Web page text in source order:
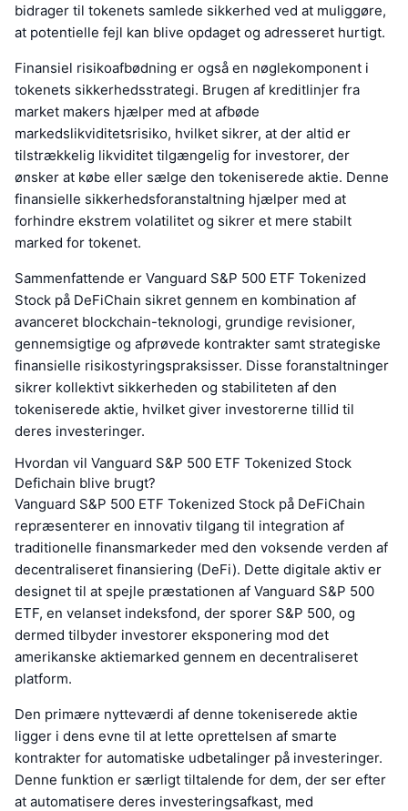
bidrager til tokenets samlede sikkerhed ved at muliggøre,
at potentielle fejl kan blive opdaget og adresseret hurtigt.
Finansiel risikoafbødning er også en nøglekomponent i
tokenets sikkerhedsstrategi. Brugen af kreditlinjer fra
market makers hjælper med at afbøde
markedslikviditetsrisiko, hvilket sikrer, at der altid er
tilstrækkelig likviditet tilgængelig for investorer, der
ønsker at købe eller sælge den tokeniserede aktie. Denne
finansielle sikkerhedsforanstaltning hjælper med at
forhindre ekstrem volatilitet og sikrer et mere stabilt
marked for tokenet.
Sammenfattende er Vanguard S&P 500 ETF Tokenized
Stock på DeFiChain sikret gennem en kombination af
avanceret blockchain-teknologi, grundige revisioner,
gennemsigtige og afprøvede kontrakter samt strategiske
finansielle risikostyringspraksisser. Disse foranstaltninger
sikrer kollektivt sikkerheden og stabiliteten af den
tokeniserede aktie, hvilket giver investorerne tillid til
deres investeringer.
Hvordan vil Vanguard S&P 500 ETF Tokenized Stock
Defichain blive brugt?
Vanguard S&P 500 ETF Tokenized Stock på DeFiChain
repræsenterer en innovativ tilgang til integration af
traditionelle finansmarkeder med den voksende verden af
decentraliseret finansiering (DeFi). Dette digitale aktiv er
designet til at spejle præstationen af Vanguard S&P 500
ETF, en velanset indeksfond, der sporer S&P 500, og
dermed tilbyder investorer eksponering mod det
amerikanske aktiemarked gennem en decentraliseret
platform.
Den primære nytteværdi af denne tokeniserede aktie
ligger i dens evne til at lette oprettelsen af smarte
kontrakter for automatiske udbetalinger på investeringer.
Denne funktion er særligt tiltalende for dem, der ser efter
at automatisere deres investeringsafkast, med